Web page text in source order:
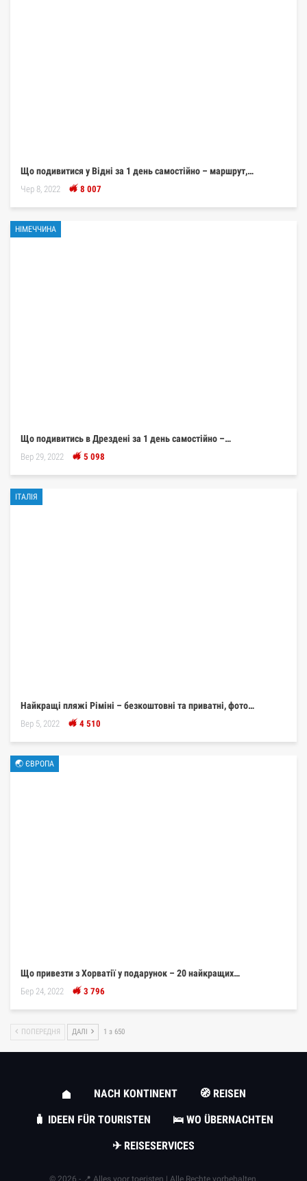
Що подивитися у Відні за 1 день самостійно – маршрут,…
Чер 8, 2022 8 007
НІМЕЧЧИНА
Що подивитись в Дрездені за 1 день самостійно –…
Вер 29, 2022 5 098
ІТАЛІЯ
Найкращі пляжі Ріміні – безкоштовні та приватні, фото…
Вер 5, 2022 4 510
🌏 ЄВРОПА
Що привезти з Хорватії у подарунок – 20 найкращих…
Бер 24, 2022 3 796
ПОПЕРЕДНЯ ДАЛІ 1 з 650
NACH KONTINENT
🧭 REISEN
🧳 IDEEN FÜR TOURISTEN
🛌 WO ÜBERNACHTEN
✈ REISESERVICES
© 2026 - 📍 Alles voor toeristen | Alle Rechte vorbehalten.